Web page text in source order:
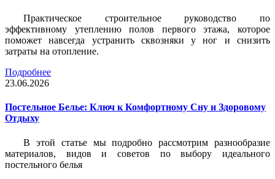
Практическое строительное руководство по
эффективному утеплению полов первого этажа, которое
поможет навсегда устранить сквозняки у ног и снизить
затраты на отопление.
Подробнее
23.06.2026
Постельное Белье: Ключ к Комфортному Сну и Здоровому
Отдыху
В этой статье мы подробно рассмотрим разнообразие
материалов, видов и советов по выбору идеального
постельного белья